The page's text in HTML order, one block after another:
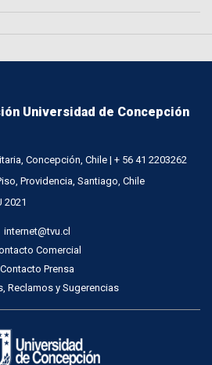
Universidad de Concepción
Concepción, Chile | + 56 41 2203262
Providencia, Santiago, Chile
2021
internet@tvu.cl
Comercial
Contacto Prensa
Reclamos y Sugerencias